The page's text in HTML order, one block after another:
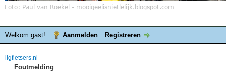
Welkom gast! Aanmelden Registreren
ligfietsers.nl
Foutmelding